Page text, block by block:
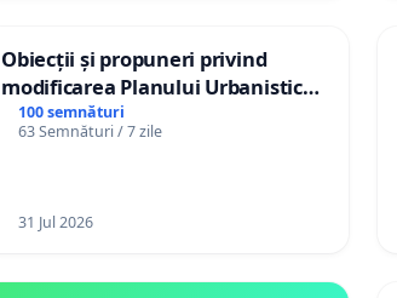
Obiecții și propuneri privind
modificarea Planului Urbanistic
General al orașului Ialoveni
100 semnături
63 Semnături / 7 zile
31 Jul 2026